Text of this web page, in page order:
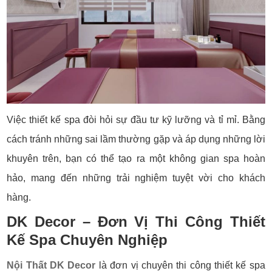
Việc thiết kế spa đòi hỏi sự đầu tư kỹ lưỡng và tỉ mỉ. Bằng
cách tránh những sai lầm thường gặp và áp dụng những lời
khuyên trên, bạn có thể tạo ra một không gian spa hoàn
hảo, mang đến những trải nghiệm tuyệt vời cho khách
hàng.
DK Decor – Đơn VịThi Công Thiết
Kế Spa Chuyên Nghiệp
Nội Thất DK Decor là đơn vị chuyên thi công thiết kế spa